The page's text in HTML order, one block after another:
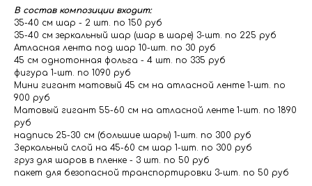
В состав композиции входит:
35-40 см шар - 2 шт. по 150 руб
35-40 см зеркальный шар (шар в шаре) 3-шт. по 225 руб
Атласная лента под шар 10-шт. по 30 руб
45 см однотонная фольга - 4 шт. по 335 руб
фигура 1-шт. по 1090 руб
Мини гигант матовый 45 см на атласной ленте 1-шт. по
900 руб
Матовый гигант 55-60 см на атласной ленте 1-шт. по 1890
руб
надпись 25-30 см (большие шары) 1-шт. по 300 руб
Зеркальный слой на 45-60 см шар 1-шт. по 300 руб
груз для шаров в пленке - 3 шт. по 50 руб
пакет для безопасной транспортировки 3-шт. по 50 руб